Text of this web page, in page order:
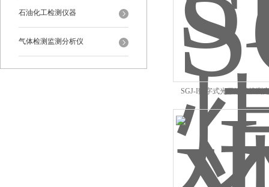
石油化工检测仪器
气体检测监测分析仪
SGJ-I数字式光干涉甲烷测